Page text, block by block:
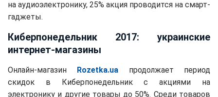
на аудиоэлектронику, 25% акция проводится на смарт-
гаджеты.
Киберпонедельник 2017: украинские
интернет-магазины
Онлайн-магазин Rozetka.ua продолжает период
скидок в Киберпонедельник с акциями на
электронику и другие товары до 50%. Среди товаров